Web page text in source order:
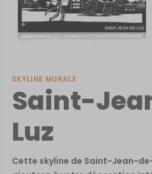
SKYLINE MURALE
Saint-
Luz
Cette skyline de Saint-Jean-